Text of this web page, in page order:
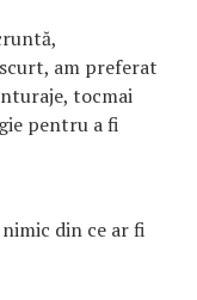
am preferat
tocmai
pentru a fi
din ce ar fi